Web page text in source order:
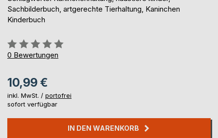
Sachbilderbuch, artgerechte Tierhaltung, Kaninchen
Kinderbuch
Bewertung::
0%
0 Bewertungen
10,99 €
inkl. MwSt. / portofrei
sofort verfügbar
IN DEN WARENKORB